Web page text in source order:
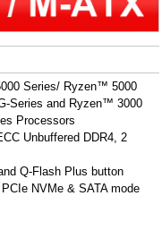
Series/ Ryzen™ 5000
Series and Ryzen™ 3000
Processors​
Unbuffered DDR4, 2
Q-Flash Plus button
NVMe & SATA mode